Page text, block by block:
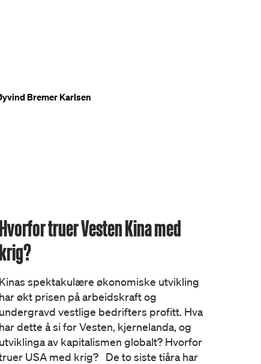
Bremer Karlsen
Hvorfor truer Vesten Kina med
krig?
Kinas spektakulære økonomiske utvikling
har økt prisen på arbeidskraft og
undergravd vestlige bedrifters profitt. Hva
har dette å si for Vesten, kjernelanda, og
utviklinga av kapitalismen globalt? Hvorfor
USA med krig? De to siste tiåra har